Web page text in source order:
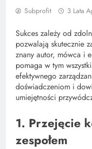
Subprofit 3 Lata
Sukces zależy od
pozwalają skutecznie
znany autor, mówca i
pomaga w tym
efektywnego
doświadczeniom i
umiejętności
1. Przejęcie
zespołem